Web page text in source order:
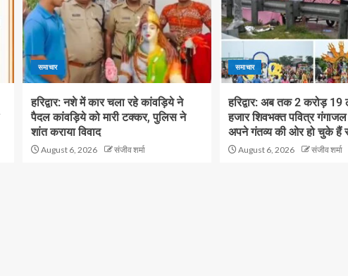
समाचार
हरिद्वार: नशे में कार चला रहे कांवड़िये ने
पैदल कांवड़िये को मारी टक्कर, पुलिस ने
शांत कराया विवाद
August 6, 2026 संजीव शर्मा
समाचार
हरिद्वार: अब तक 2 करोड़
हजार शिवभक्त पवित्र
अपने गंतव्य की ओर हो चुके हैं
August 6, 2026 संजीव शर्मा